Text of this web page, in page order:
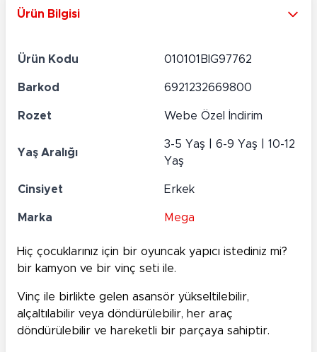
Ürün Bilgisi
Ürün Kodu 010101BIG97762
Barkod 6921232669800
Rozet Webe Özel İndirim
Yaş Aralığı
3-5 Yaş | 6-9 Yaş | 10-12
Yaş
Cinsiyet Erkek
Marka Mega
Hiç çocuklarınız için bir oyuncak yapıcı istediniz mi?
bir kamyon ve bir vinç seti ile.
Vinç ile birlikte gelen asansör yükseltilebilir,
alçaltılabilir veya döndürülebilir, her araç
döndürülebilir ve hareketli bir parçaya sahiptir.